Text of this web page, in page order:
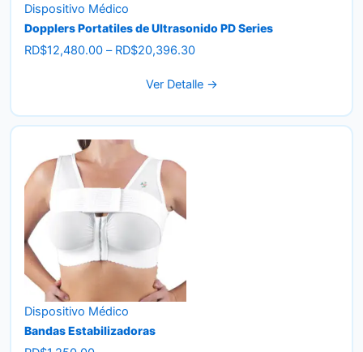
Dispositivo Médico
Dopplers Portatiles de Ultrasonido PD Series
RD$12,480.00 – RD$20,396.30Price
RD$12,480.00
RD$20,396.30
Ver Detalle →
Dispositivo Médico
Bandas Estabilizadoras